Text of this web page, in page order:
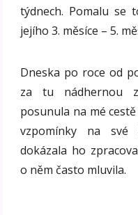
týdnech. Pomalu se
jejího 3. měsíce – 5.
Dneska po roce od
za tu nádhernou
posunula na mé
vzpomínky na své
dokázala ho
o něm často mluvila.